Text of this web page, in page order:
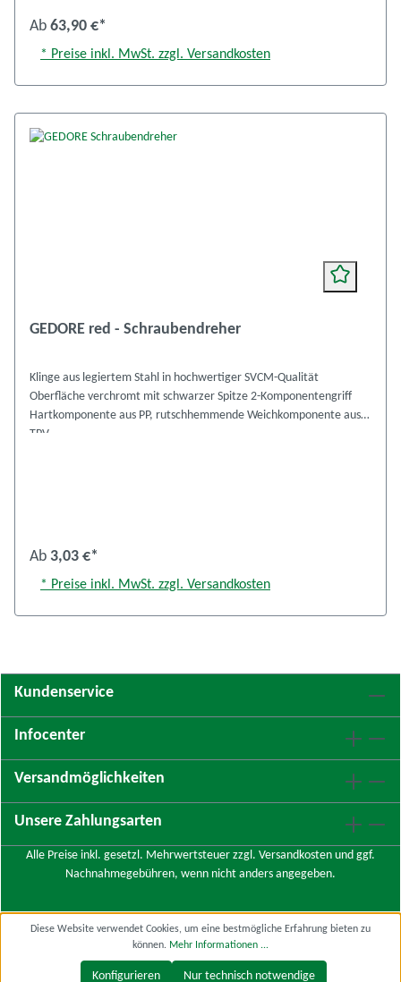
6,5 mm Ident.-Nr.: 1616048, VDE 2170-2160 PH-077
Ab 63,90 €*
* Preise inkl. MwSt. zzgl. Versandkosten
GEDORE red - Schraubendreher
Klinge aus legiertem Stahl in hochwertiger SVCM-Qualität
Oberfläche verchromt mit schwarzer Spitze 2-Komponentengriff
Hartkomponente aus PP, rutschhemmende Weichkomponente aus
TPV
Ab 3,03 €*
* Preise inkl. MwSt. zzgl. Versandkosten
Kundenservice
Infocenter
Versandmöglichkeiten
Unsere Zahlungsarten
Alle Preise inkl. gesetzl. Mehrwertsteuer zzgl. Versandkosten und ggf.
Nachnahmegebühren, wenn nicht anders angegeben.
Diese Website verwendet Cookies, um eine bestmögliche Erfahrung bieten zu
können. Mehr Informationen ...
Nur technisch notwendige
Konfigurieren